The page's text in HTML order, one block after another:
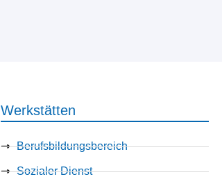
Werkstätten
Berufsbildungsbereich
Sozialer Dienst